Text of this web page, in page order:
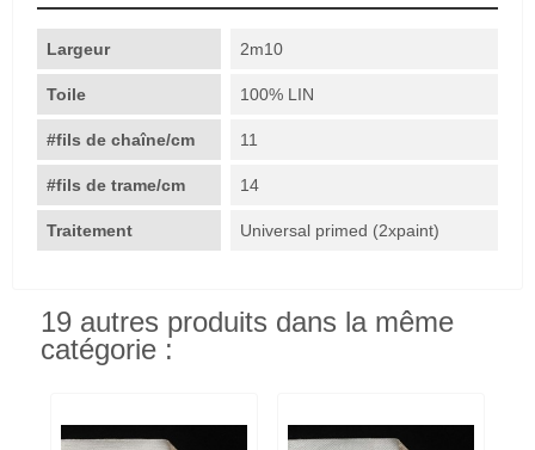
Largeur 2m10
Toile 100% LIN
#fils de chaîne/cm 11
#fils de trame/cm 14
Traitement Universal primed (2xpaint)
19 autres produits dans la même
catégorie :